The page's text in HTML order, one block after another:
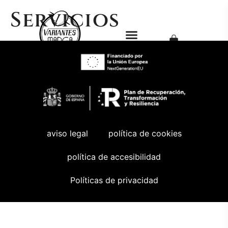
Servicios
aviso legal política de cookies
política de accesibilidad
Políticas de privacidad